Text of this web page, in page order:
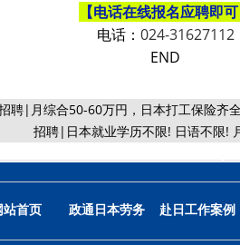
【电话在线报名应聘即可
电话： 024-31627112
END
聘|月综合50-60万円，日本打工保险齐
招聘|日本就业学历不限! 日语不限!
站首页 政通日本劳务 赴日工作案例